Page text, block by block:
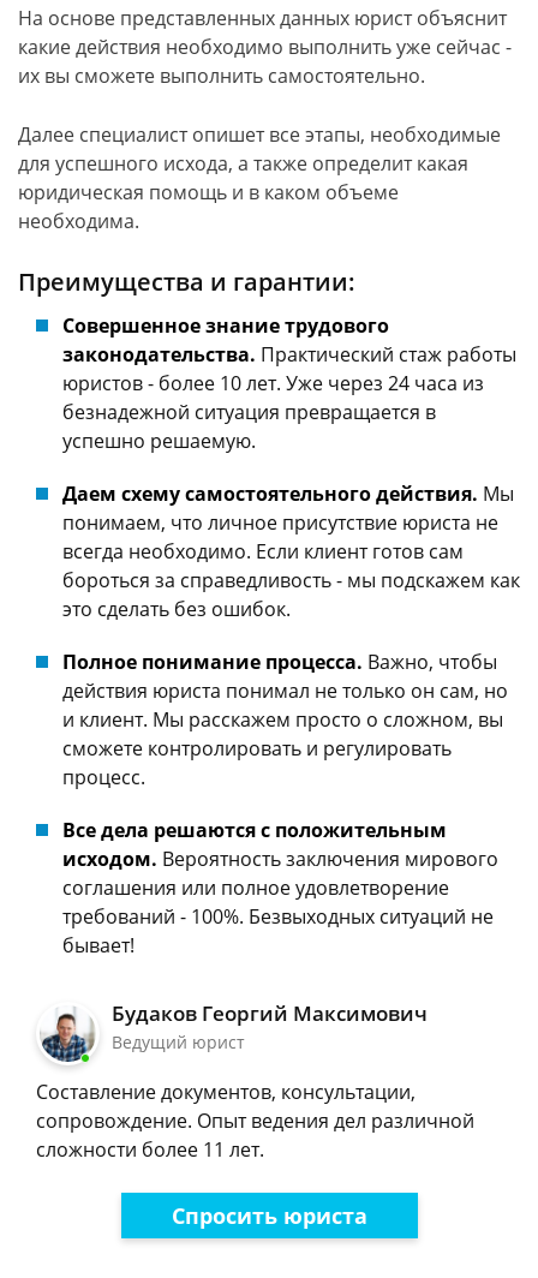
На основе представленных данных юрист объяснит
какие действия необходимо выполнить уже сейчас -
их вы сможете выполнить самостоятельно.
Далее специалист опишет все этапы, необходимые
для успешного исхода, а также определит какая
юридическая помощь и в каком объеме
необходима.
Преимущества и гарантии:
Совершенное знание трудового
законодательства. Практический стаж работы
юристов - более 10 лет. Уже через 24 часа из
безнадежной ситуация превращается в
успешно решаемую.
Даем схему самостоятельного действия. Мы
понимаем, что личное присутствие юриста не
всегда необходимо. Если клиент готов сам
бороться за справедливость - мы подскажем как
это сделать без ошибок.
Полное понимание процесса. Важно, чтобы
действия юриста понимал не только он сам, но
и клиент. Мы расскажем просто о сложном, вы
сможете контролировать и регулировать
процесс.
Все дела решаются с положительным
исходом. Вероятность заключения мирового
соглашения или полное удовлетворение
требований - 100%. Безвыходных ситуаций не
бывает!
Будаков Георгий Максимович
Ведущий юрист
Составление документов, консультации,
сопровождение. Опыт ведения дел различной
сложности более 11 лет.
Спросить юриста